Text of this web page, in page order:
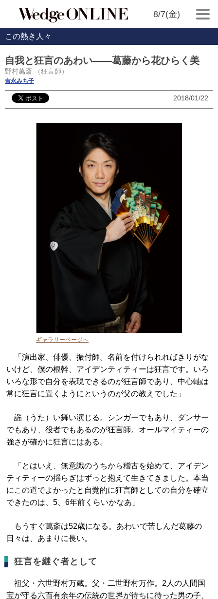
8/7(金)
この熱き人々
自我と狂言のあわい――葛藤から花ひらく美
野村萬斎 （狂言師）
吉永みち子
2018/01/22
ギャラリーページへ
「演出家、俳優、振付師。名前を付けられればきりがな
いけど、僕の根幹、アイデンティティーは狂言です。いろ
いろな形で自分を表現できるのが狂言師であり、中心軸は
常に狂言に置くようにというのが父の教えでした」
謡（うた）い舞い演じる。シンガーでもあり、ダンサー
でもあり、役者でもあるのが狂言師。オールマイティーの
強さが確かに狂言にはある。
「とはいえ、無意識のうちから稽古を始めて、アイデン
ティティーの揺らぎはずっと抱えて生きてきました。本当
にこの道でよかったと自覚的に狂言師としての自分を確立
できたのは、5、6年前くらいかなあ」
もうすぐ萬斎は52歳になる。あわいで苦しんだ葛藤の
日々は、あまりに長い。
狂言を継ぐ者として
祖父・六世野村万蔵。父・二世野村万作。2人の人間国
宝が守る六百有余年の伝統の世界が待ちに待った男の子、